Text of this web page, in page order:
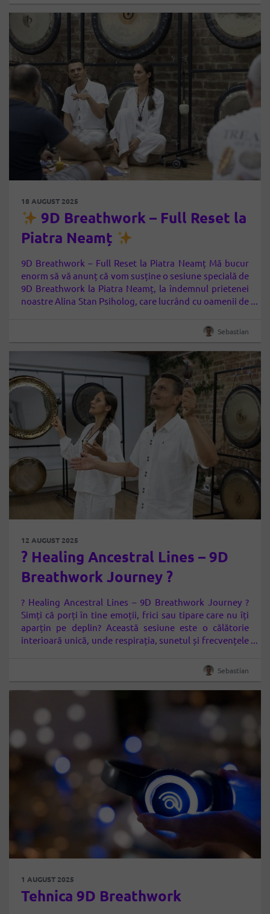
18 AUGUST 2025
9D Breathwork – Full Reset la
Piatra Neamț
9D Breathwork – Full Reset la Piatra Neamț Mă bucur
enorm să vă anunț că vom susține o sesiune specială de
9D Breathwork la Piatra Neamț, la îndemnul prietenei
noastre Alina Stan Psiholog, care lucrând cu oamenii de
Sebastian
12 AUGUST 2025
? Healing Ancestral Lines – 9D
Breathwork Journey ?
? Healing Ancestral Lines – 9D Breathwork Journey ?
Simți că porți în tine emoții, frici sau tipare care nu îți
aparțin pe deplin? Această sesiune este o călătorie
interioară unică, unde respirația, sunetul și frecvențele
moștenit și reconectarea cu energia pură a strămoșilor
Sebastian
1 AUGUST 2025
Tehnica 9D Breathwork